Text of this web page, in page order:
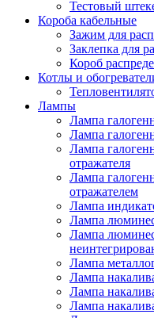
Тестовый
Короба кабельные
Зажим для
Заклепка для
Короб
Котлы и
Лампы
Лампа
Лампа
Лампа
отражателя
Лампа
отражателем
Лампа
Лампа
Лампа
Лампа
Лампа
Лампа
Лампа